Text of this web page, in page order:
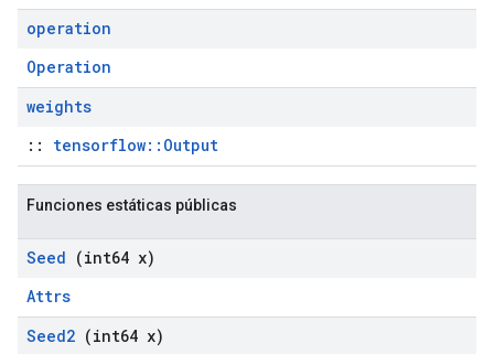
operation
Operation
weights
:: tensorflow::Output
Funciones estáticas públicas
Seed (int64 x)
Attrs
Seed2 (int64 x)